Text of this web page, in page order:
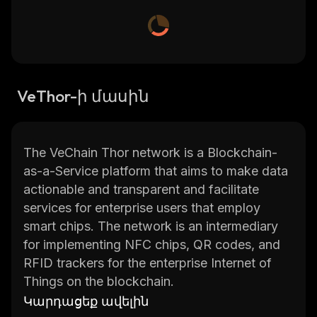
VeThor-ի մասին
The VeChain Thor network is a Blockchain-
as-a-Service platform that aims to make data
actionable and transparent and facilitate
services for enterprise users that employ
smart chips. The network is an intermediary
for implementing NFC chips, QR codes, and
RFID trackers for the enterprise Internet of
Things on the blockchain.
Կարդացեք ավելին